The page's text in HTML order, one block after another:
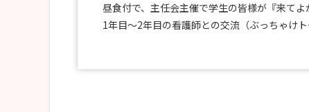
昼食付で、主任会主催で学生の皆様が『来てよ
1年目～2年目の看護師との交流（ぶっちゃけ